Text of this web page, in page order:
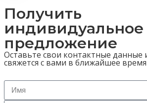
Получить
индивидуальное
предложение
Оставьте свои контактные
свяжется с вами в ближайшее время